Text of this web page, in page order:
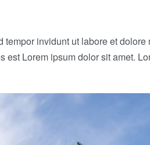
invidunt ut labore et
est Lorem ipsum dolor sit amet.